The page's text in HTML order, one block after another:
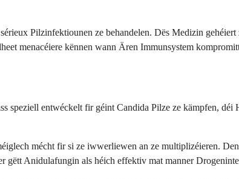
Pilzinfektiounen ze behandelen. Dës Medizin
menacéiere kënnen wann Ären Immunsystem
speziell entwéckelt fir géint Candida Pilze ze kämpfen,
mécht fir si ze iwwerliewen an ze multiplizéieren.
gëtt Anidulafungin als héich effektiv mat manner